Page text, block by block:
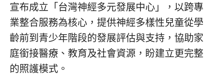
宣布成立「台灣神經多元發展中心」，以跨專
業整合服務為核心，提供神經多樣性兒童從學
齡前到青少年階段的發展評估與支持，協助家
庭銜接醫療、教育及社會資源，盼建立更完整
的照護模式。